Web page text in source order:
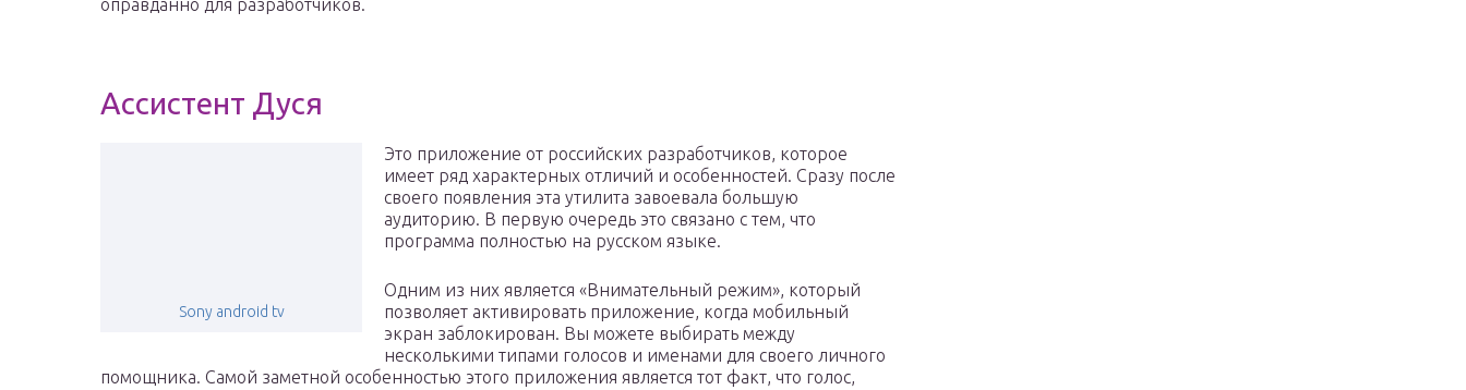
оправданно для разработчиков.
Ассистент Дуся
Sony android tv
Это приложение от российских разработчиков, которое
имеет ряд характерных отличий и особенностей. Сразу после
своего появления эта утилита завоевала большую
аудиторию. В первую очередь это связано с тем, что
программа полностью на русском языке.
Одним из них является «Внимательный режим», который
позволяет активировать приложение, когда мобильный
экран заблокирован. Вы можете выбирать между
несколькими типами голосов и именами для своего личного
помощника. Самой заметной особенностью этого приложения является тот факт, что голос,